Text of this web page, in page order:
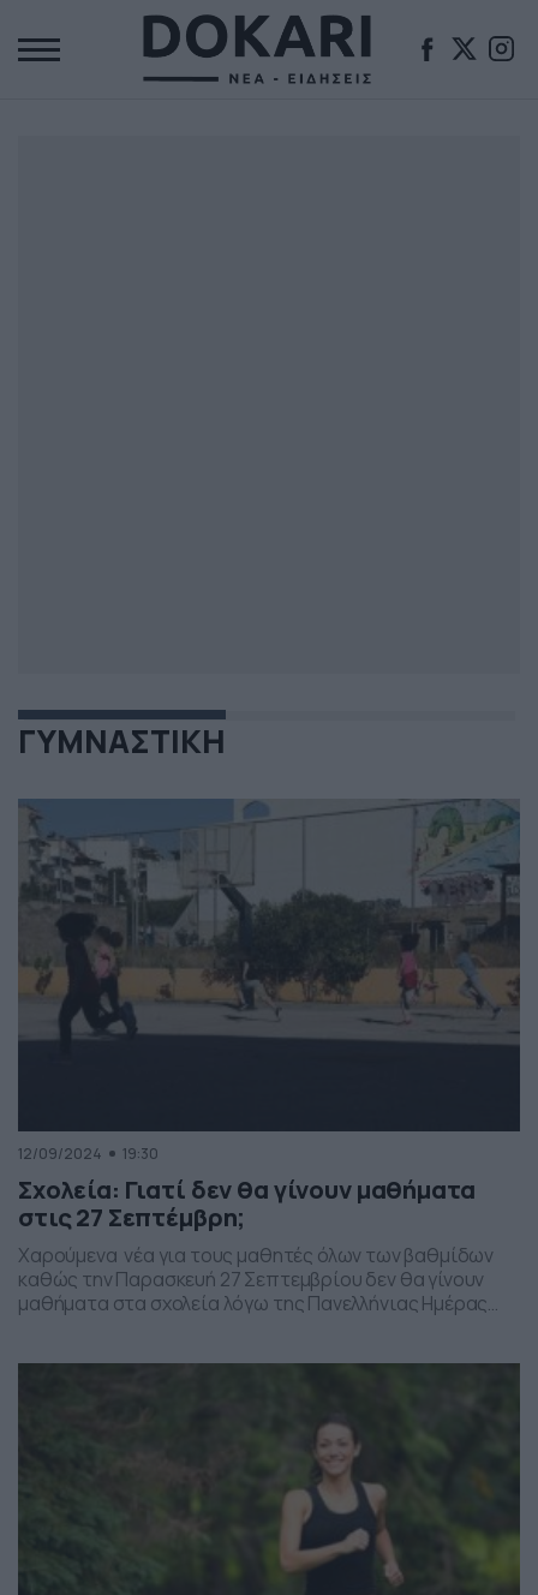
ΓΥΜΝΑΣΤΙΚΗ
12/09/2024 19:30
Σχολεία: Γιατί δεν θα γίνουν μαθήματα
στις 27 Σεπτέμβρη;
Χαρούμενα νέα για τους μαθητές όλων των βαθμίδων
καθώς την Παρασκευή 27 Σεπτεμβρίου δεν θα γίνουν
μαθήματα στα σχολεία λόγω της Πανελλήνιας Ημέρας